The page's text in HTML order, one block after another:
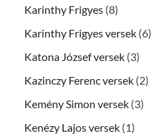
Karinthy Frigyes (8)
Karinthy Frigyes versek (6)
Katona József versek (3)
Kazinczy Ferenc versek (2)
Kemény Simon versek (3)
Kenézy Lajos versek (1)